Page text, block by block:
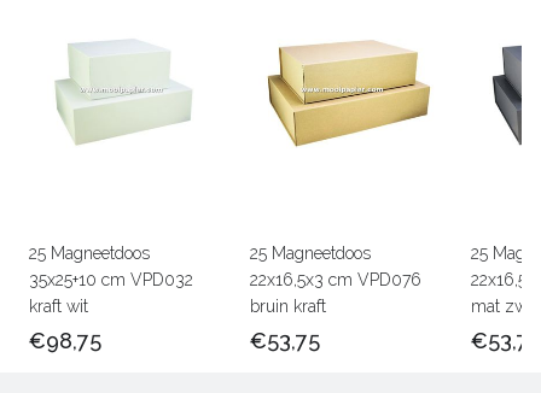
25 Magneetdoos
35x25+10 cm VPD032
kraft wit
€98,75
25 Magneetdoos
22x16,5x3 cm VPD076
bruin kraft
€53,75
25
mat
€53,75